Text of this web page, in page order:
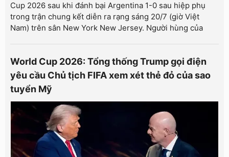
Cup 2026 sau khi đánh bại Argentina 1-0 sau hiệp phụ
trong trận chung kết diễn ra rạng sáng 20/7 (giờ Việt
Nam) trên sân New York New Jersey. Người hùng của
World Cup 2026: Tổng thống Trump gọi điện
yêu cầu Chủ tịch FIFA xem xét thẻ đỏ của sao
tuyển Mỹ